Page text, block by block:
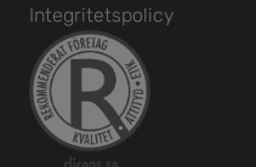
Integritetspolicy